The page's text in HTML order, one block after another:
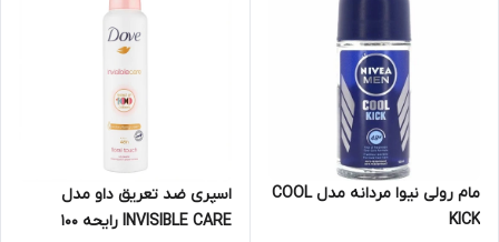
مام رولی نیوا مردانه مدل COOL
KICK
اسپری ضد تعریق داو مدل
INVISIBLE CARE رایحه 100